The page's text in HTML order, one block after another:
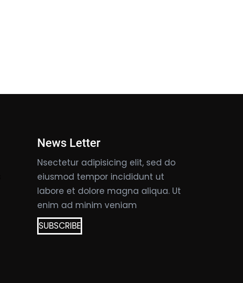
News Letter
Nsectetur adipisicing elit, sed do
eiusmod tempor incididunt ut
labore et dolore magna aliqua. Ut
enim ad minim veniam
SUBSCRIBE